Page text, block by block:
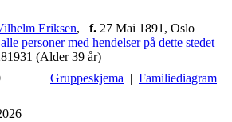
Eriksen, f. 27 Mai 1891, Oslo
(Alder 39 år)
Gruppeskjema | Familiediagram